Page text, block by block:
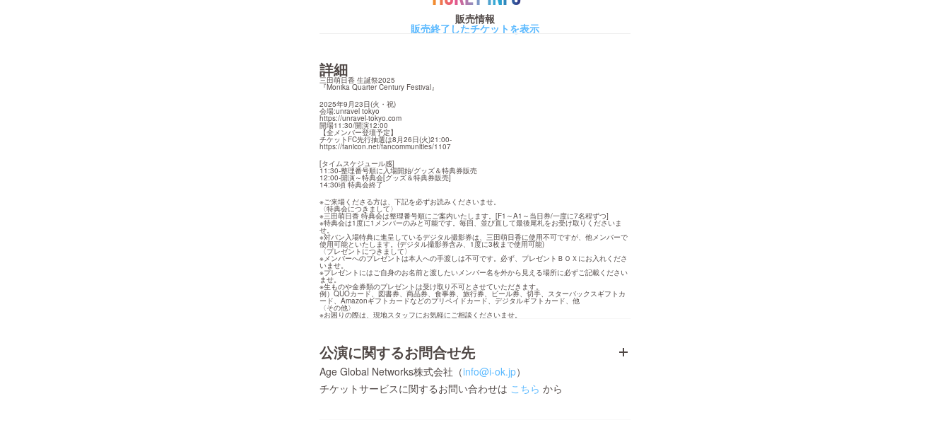
販売情報
販売終了したチケットを表示
詳細
三田萌日香 生誕祭2025
『Monika Quarter Century Festival』
2025年9月23日(火・祝)
https://unravel-tokyo.com
開場11:30/開演12:00
【全メンバー登壇予定】
https://fanicon.net/fancommunities/1107
[タイムスケジュール感]
11:30-整理番号順に入場開始/グッズ＆特典券販売
12:00-開演～特典会[グッズ＆特典券販売]
14:30頃 特典会終了
※ご来場くださる方は、下記を必ずお読みくださいませ。
〈特典会につきまして〉
※三田萌日香 特典会は整理番号順にご案内いたします。[F1～A1～当日券/一度に7名程ずつ]
※特典会は1度に1メンバーのみと可能です。毎回、並び直して最後尾札をお受け取りくださいま
せ。
※対バン入場特典に進呈しているデジタル撮影券は、三田萌日香に使用不可ですが、他メンバーで
使用可能といたします。(デジタル撮影券含み、1度に3枚まで使用可能)
〈プレゼントにつきまして〉
※メンバーへのプレゼントは本人への手渡しは不可です。必ず、プレゼントＢＯＸにお入れくださ
いませ。
※プレゼントにはご自身のお名前と渡したいメンバー名を外から見える場所に必ずご記載ください
ませ。
※生ものや金券類のプレゼントは受け取り不可とさせていただきます。
例）QUOカード、図書券、商品券、食事券、旅行券、ビール券、切手、スターバックスギフトカ
ード、Amazonギフトカードなどのプリペイドカード、デジタルギフトカード、他
〈その他〉
※お困りの際は、現地スタッフにお気軽にご相談くださいませ。
公演に関するお問合せ先
Age Global Networks株式会社（info@i-ok.jp）
チケットサービスに関するお問い合わせは こちら から